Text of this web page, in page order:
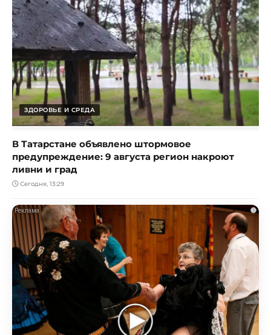
ЗДОРОВЬЕ И СРЕДА
В Татарстане объявлено штормовое
предупреждение: 9 августа регион накроют
ливни и град
Сегодня, 13:29
i